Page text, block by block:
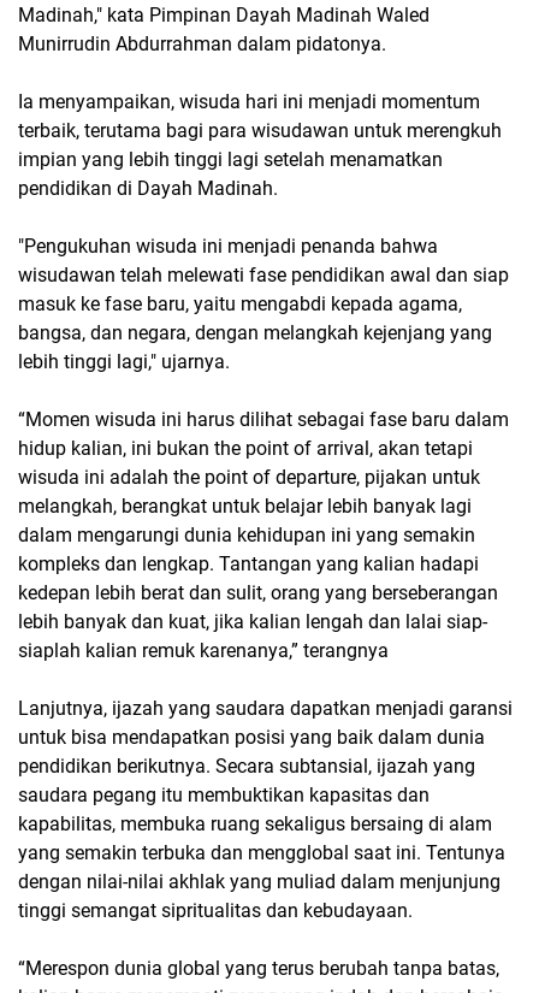
Madinah," kata Pimpinan Dayah Madinah Waled
Munirrudin Abdurrahman dalam pidatonya.
Ia menyampaikan, wisuda hari ini menjadi momentum
terbaik, terutama bagi para wisudawan untuk merengkuh
impian yang lebih tinggi lagi setelah menamatkan
pendidikan di Dayah Madinah.
"Pengukuhan wisuda ini menjadi penanda bahwa
wisudawan telah melewati fase pendidikan awal dan siap
masuk ke fase baru, yaitu mengabdi kepada agama,
bangsa, dan negara, dengan melangkah kejenjang yang
lebih tinggi lagi," ujarnya.
“Momen wisuda ini harus dilihat sebagai fase baru dalam
hidup kalian, ini bukan the point of arrival, akan tetapi
wisuda ini adalah the point of departure, pijakan untuk
melangkah, berangkat untuk belajar lebih banyak lagi
dalam mengarungi dunia kehidupan ini yang semakin
kompleks dan lengkap. Tantangan yang kalian hadapi
kedepan lebih berat dan sulit, orang yang berseberangan
lebih banyak dan kuat, jika kalian lengah dan lalai siap-
siaplah kalian remuk karenanya,” terangnya
Lanjutnya, ijazah yang saudara dapatkan menjadi garansi
untuk bisa mendapatkan posisi yang baik dalam dunia
pendidikan berikutnya. Secara subtansial, ijazah yang
saudara pegang itu membuktikan kapasitas dan
kapabilitas, membuka ruang sekaligus bersaing di alam
yang semakin terbuka dan mengglobal saat ini. Tentunya
dengan nilai-nilai akhlak yang muliad dalam menjunjung
tinggi semangat sipritualitas dan kebudayaan.
“Merespon dunia global yang terus berubah tanpa batas,